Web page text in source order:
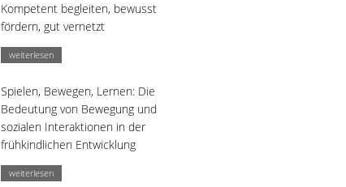
Kompetent begleiten, bewusst
fördern, gut vernetzt
weiterlesen
Spielen, Bewegen, Lernen: Die
Bedeutung von Bewegung und
sozialen Interaktionen in der
frühkindlichen Entwicklung
weiterlesen